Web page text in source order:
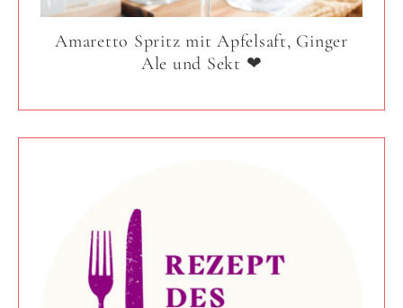
Amaretto Spritz mit Apfelsaft, Ginger
Ale und Sekt ❤